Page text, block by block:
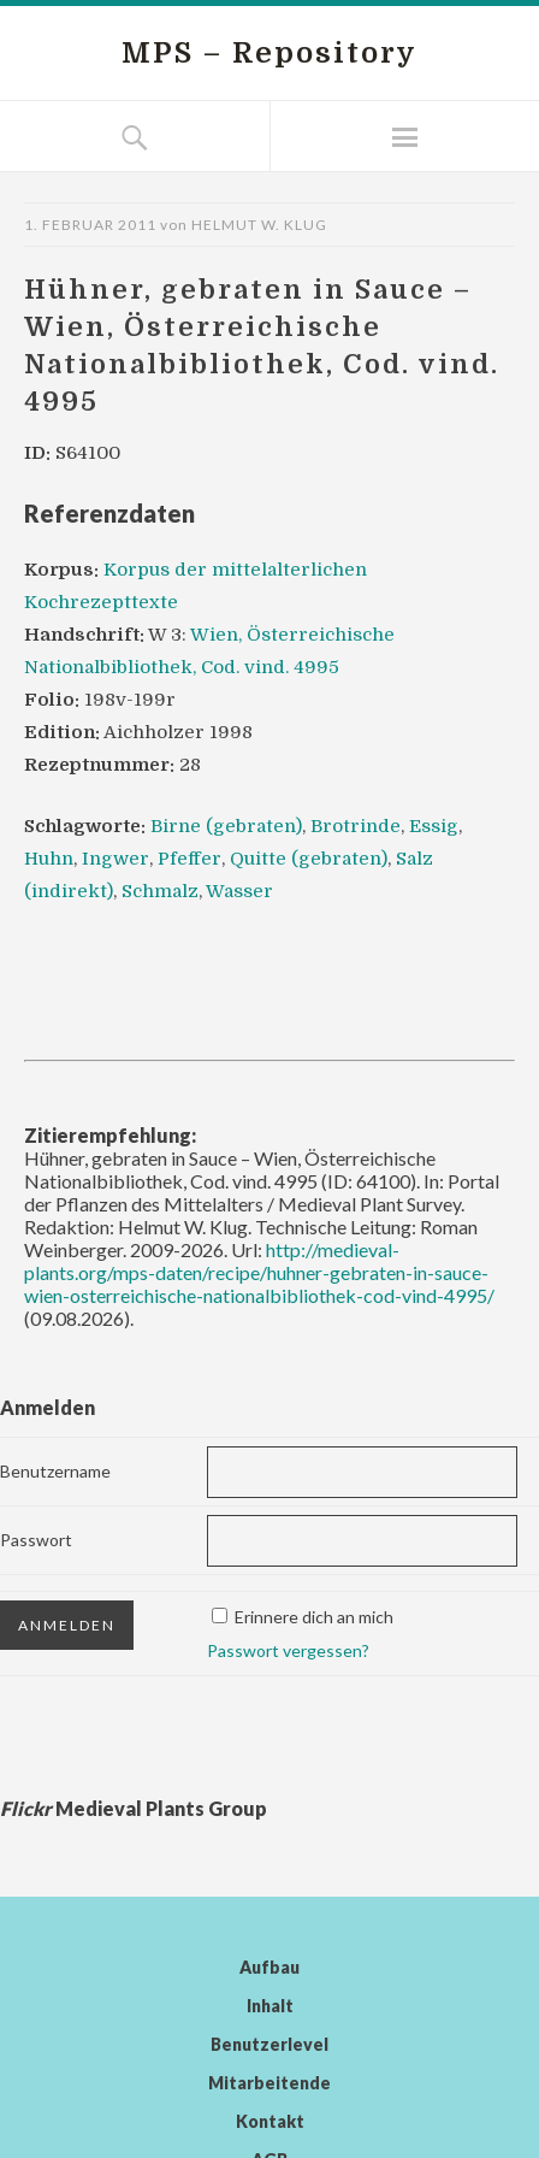
MPS – Repository
1. FEBRUAR 2011 von HELMUT W. KLUG
Hühner, gebraten in Sauce –
Wien, Österreichische
Nationalbibliothek, Cod. vind.
4995
ID: S64100
Referenzdaten
Korpus: Korpus der mittelalterlichen
Kochrezepttexte
Handschrift: W 3: Wien, Österreichische
Nationalbibliothek, Cod. vind. 4995
Folio: 198v-199r
Edition: Aichholzer 1998
Rezeptnummer: 28
Schlagworte: Birne (gebraten), Brotrinde, Essig,
Huhn, Ingwer, Pfeffer, Quitte (gebraten), Salz
(indirekt), Schmalz,Wasser
Zitierempfehlung:
Hühner, gebraten in Sauce – Wien, Österreichische
Nationalbibliothek, Cod. vind. 4995 (ID: 64100). In: Portal
der Pflanzen des Mittelalters / Medieval Plant Survey.
Redaktion: Helmut W. Klug. Technische Leitung: Roman
Weinberger. 2009-2026. Url: http://medieval-
plants.org/mps-daten/recipe/huhner-gebraten-in-sauce-
wien-osterreichische-nationalbibliothek-cod-vind-4995/
(09.08.2026).
Anmelden
Benutzername
Passwort
Erinnere dich an mich
Passwort vergessen?
FlickrMedieval Plants Group
Aufbau
Inhalt
Benutzerlevel
Mitarbeitende
Kontakt